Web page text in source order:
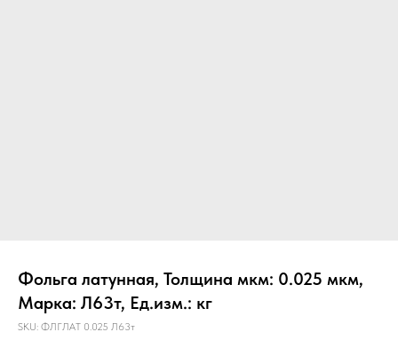
Фольга латунная, Толщина мкм: 0.025 мкм,
Марка: Л63т, Ед.изм.: кг
SKU: ФЛГЛАТ 0.025 Л63т